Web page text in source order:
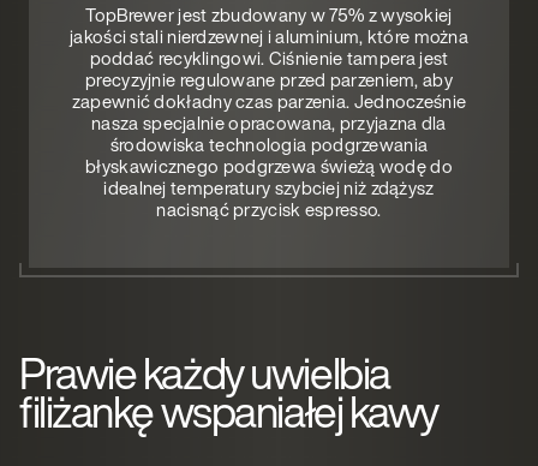
TopBrewer jest zbudowany w 75% z wysokiej
jakości stali nierdzewnej i aluminium, które można
poddać recyklingowi. Ciśnienie tampera jest
precyzyjnie regulowane przed parzeniem, aby
zapewnić dokładny czas parzenia. Jednocześnie
nasza specjalnie opracowana, przyjazna dla
środowiska technologia podgrzewania
błyskawicznego podgrzewa świeżą wodę do
idealnej temperatury szybciej niż zdążysz
nacisnąć przycisk espresso.
Prawie każdy uwielbia
filiżankę wspaniałej kawy